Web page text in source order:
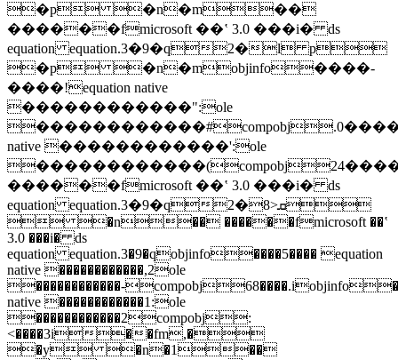
�p �n�m��
������fmicrosoft ��ʽ 3.0 ���i� ds
equation equation.3�9�q2�l p
�p �n�mobjinfo����-
����!equation native
������������":ole
native ������������':ole
������fmicrosoft ��ʽ 3.0 ���i� ds
equation equation.3�9�q2�8>ܩ
 �n�� ������fmicrosoft ��ʽ
3.0 ���i� ds
equation equation.3�9�qobjinfo����5���� equation
native ������������,2ole
������������-
native ������������1:ole
������������2compobj:
<����3i��fm,�
�y �n�1��